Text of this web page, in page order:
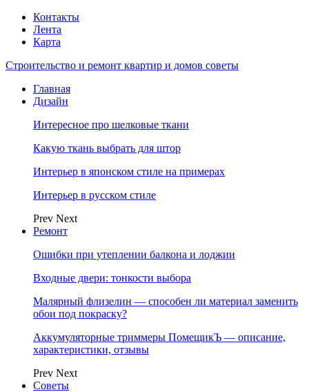
Контакты
Лента
Карта
Строительство и ремонт квартир и домов советы
Главная
Дизайн
Интересное про шелковые ткани
Какую ткань выбрать для штор
Интерьер в японском стиле на примерах
Интерьер в русском стиле
Prev Next
Ремонт
Ошибки при утеплении балкона и лоджии
Входные двери: тонкости выбора
Малярный флизелин — способен ли материал заменить
обои под покраску?
Аккумуляторные триммеры ПомещикЪ — описание,
характеристики, отзывы
Prev Next
Советы